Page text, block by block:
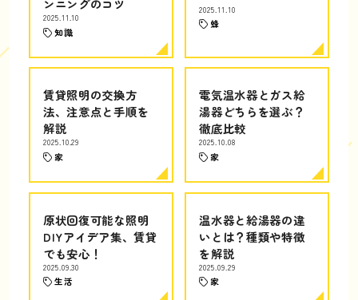
ンニングのコツ
2025.11.10
知識
2025.11.10
蜂
賃貸照明の交換方
法、注意点と手順を
解説
2025.10.29
家
電気温水器とガス給
湯器どちらを選ぶ？
徹底比較
2025.10.08
家
原状回復可能な照明
DIYアイデア集、賃貸
でも安心！
2025.09.30
生活
温水器と給湯器の違
いとは？種類や特徴
を解説
2025.09.29
家